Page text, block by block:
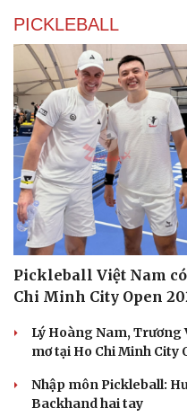
Tư vấn
Săn Tour
PICKLEBALL
Pickleball Việt Nam
Chi Minh City Open
Lý Hoàng Nam,
mơ tại Ho Chi Minh City
Nhập môn Pickleball:
Backhand hai tay